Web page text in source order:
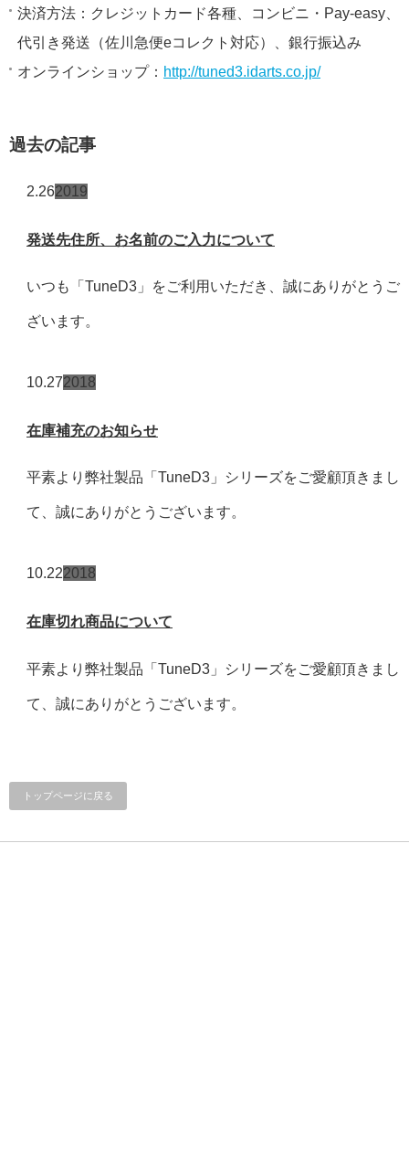
決済方法：クレジットカード各種、コンビニ・Pay-easy、
代引き発送（佐川急便eコレクト対応）、銀行振込み
オンラインショップ： http://tuned3.idarts.co.jp/
過去の記事
2.262019
発送先住所、お名前のご入力について
いつも「TuneD3」をご利用いただき、誠にありがとうご
ざいます。
10.272018
在庫補充のお知らせ
平素より弊社製品「TuneD3」シリーズをご愛顧頂きまし
て、誠にありがとうございます。
10.222018
在庫切れ商品について
平素より弊社製品「TuneD3」シリーズをご愛顧頂きまし
て、誠にありがとうございます。
トップページに戻る